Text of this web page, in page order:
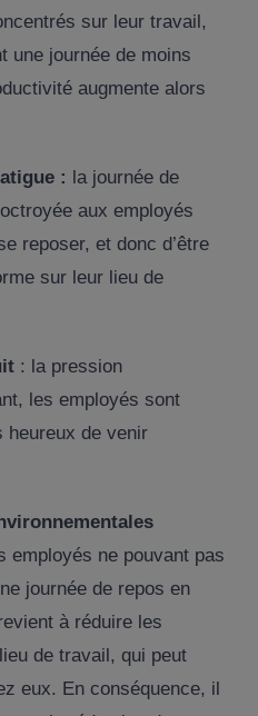
sur leur travail,
une journée de moins
augmente alors
: la journée de
aux employés
reposer, et donc d’être
sur leur lieu de
: la pression
les employés sont
heureux de venir
employés ne pouvant pas
journée de repos en
à réduire les
de travail, qui peut
eux. En conséquence, il